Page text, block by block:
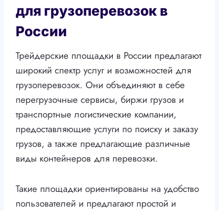
для грузоперевозок в
России
Трейдерские площадки в России предлагают
широкий спектр услуг и возможностей для
грузоперевозок. Они объединяют в себе
перегрузочные сервисы, биржи грузов и
транспортные логистические компании,
предоставляющие услуги по поиску и заказу
грузов, а также предлагающие различные
виды контейнеров для перевозки.
Такие площадки ориентированы на удобство
пользователей и предлагают простой и